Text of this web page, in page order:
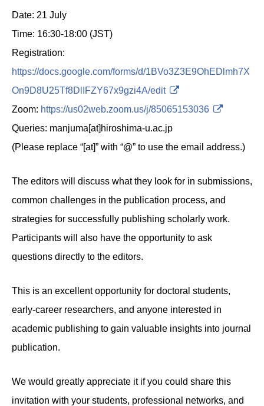
Date: 21 July
Time: 16:30-18:00 (JST)
Registration:
https://docs.google.com/forms/d/1BVo3Z3E9OhEDlmh7X
On9D8U25Tf8DlIFZY67x9gzi4A/edit
Zoom: https://us02web.zoom.us/j/85065153036
Queries: manjuma[at]hiroshima-u.ac.jp
(Please replace “[at]” with “@” to use the email address.)
The editors will discuss what they look for in submissions,
common challenges in the publication process, and
strategies for successfully publishing scholarly work.
Participants will also have the opportunity to ask
questions directly to the editors.
This is an excellent opportunity for doctoral students,
early-career researchers, and anyone interested in
academic publishing to gain valuable insights into journal
publication.
We would greatly appreciate it if you could share this
invitation with your students, professional networks, and